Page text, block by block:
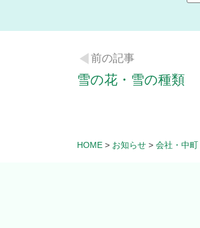
前の記事
雪の花・雪の種類
HOME > お知らせ > 会社・中町